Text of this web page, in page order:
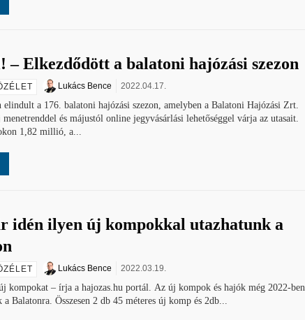
– Elkezdődött a balatoni hajózási szezon
Lukács Bence 2022.04.17.
elindult a 176. balatoni hajózási szezon, amelyben a Balatoni Hajózási Zrt.
és májustól online jegyvásárlási lehetőséggel várja az utasait.
1,82 millió, a...
idén ilyen új kompokkal utazhatunk a
Lukács Bence 2022.03.19.
kompokat – írja a hajozas.hu portál. Az új kompok és hajók még 2022-ben
a Balatonra. Összesen 2 db 45 méteres új komp és 2db...